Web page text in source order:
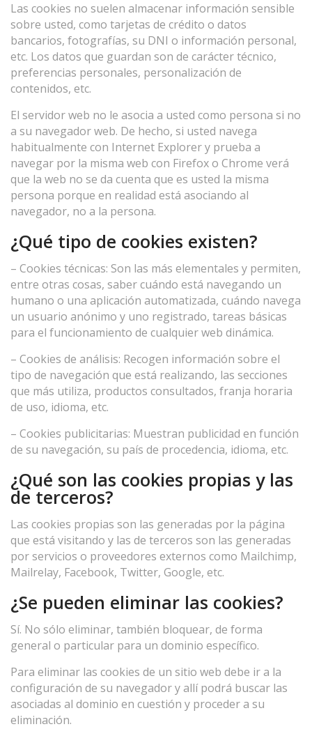
Las cookies no suelen almacenar información sensible
sobre usted, como tarjetas de crédito o datos
bancarios, fotografías, su DNI o información personal,
etc. Los datos que guardan son de carácter técnico,
preferencias personales, personalización de
contenidos, etc.
El servidor web no le asocia a usted como persona si no
a su navegador web. De hecho, si usted navega
habitualmente con Internet Explorer y prueba a
navegar por la misma web con Firefox o Chrome verá
que la web no se da cuenta que es usted la misma
persona porque en realidad está asociando al
navegador, no a la persona.
¿Qué tipo de cookies existen?
– Cookies técnicas: Son las más elementales y permiten,
entre otras cosas, saber cuándo está navegando un
humano o una aplicación automatizada, cuándo navega
un usuario anónimo y uno registrado, tareas básicas
para el funcionamiento de cualquier web dinámica.
– Cookies de análisis: Recogen información sobre el
tipo de navegación que está realizando, las secciones
que más utiliza, productos consultados, franja horaria
de uso, idioma, etc.
– Cookies publicitarias: Muestran publicidad en función
de su navegación, su país de procedencia, idioma, etc.
¿Qué son las cookies propias y las
de terceros?
Las cookies propias son las generadas por la página
que está visitando y las de terceros son las generadas
por servicios o proveedores externos como Mailchimp,
Mailrelay, Facebook, Twitter, Google, etc.
¿Se pueden eliminar las cookies?
Sí. No sólo eliminar, también bloquear, de forma
general o particular para un dominio específico.
Para eliminar las cookies de un sitio web debe ir a la
configuración de su navegador y allí podrá buscar las
asociadas al dominio en cuestión y proceder a su
eliminación.